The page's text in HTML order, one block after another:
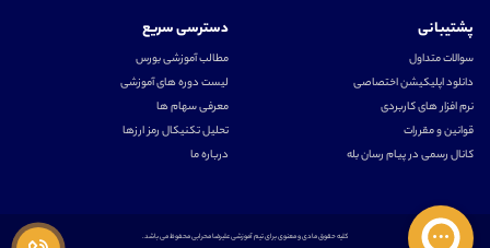
پشتیبانی
سوالات متداول
دانلود اپلیکیشن اختصاصی
نرم افزار های کاربردی
قوانین و مقررات
کانال رسمی در پیام رسان بله
دسترسی سریع
مطالب آموزشی بورس
لیست دوره های آموزشی
معرفی سهام ها
تحلیل تکنیکال رمز ارزها
درباره ما
کلیه حقوق مادی و معنوی برای تیم آموزشی علیرضا محرابی محفوظ می باشد.